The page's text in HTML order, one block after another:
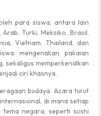
para siswa, antara lain
Turki, Meksiko, Brasil,
Vietnam, Thailand, dan
mengenakan pakaian
sekaligus memperkenalkan
ciri khasnya.
budaya. Acara turut
di mana setiap
tema negara, seperti sushi